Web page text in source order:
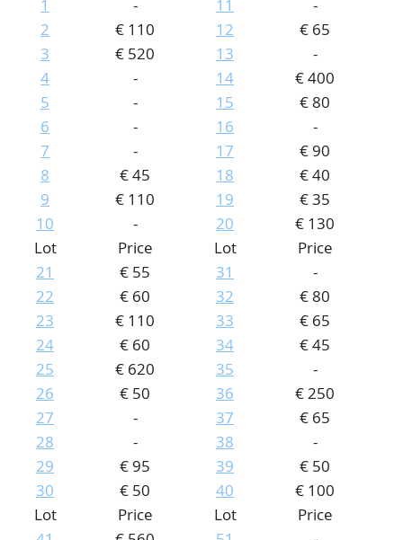
CALENDAR
ABOUT US
Our Team
80 Years NPV
CONTACT
ACCOUNT
1
-
2
€ 110
3
€ 520
4
-
5
-
6
-
7
-
8
€ 45
9
€ 110
10
-
11
-
12
€ 65
13
-
14
€ 400
15
€ 80
16
-
17
€ 90
18
€ 40
19
€ 35
20
€ 130
Lot
Price
21
€ 55
22
€ 60
23
€ 110
24
€ 60
25
€ 620
26
€ 50
27
-
28
-
29
€ 95
30
€ 50
Lot
Price
31
-
32
€ 80
33
€ 65
34
€ 45
35
-
36
€ 250
37
€ 65
38
-
39
€ 50
40
€ 100
Lot
Price
Lot
Price